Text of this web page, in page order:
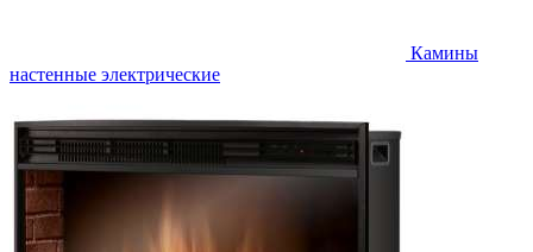
Камины
настенные электрические